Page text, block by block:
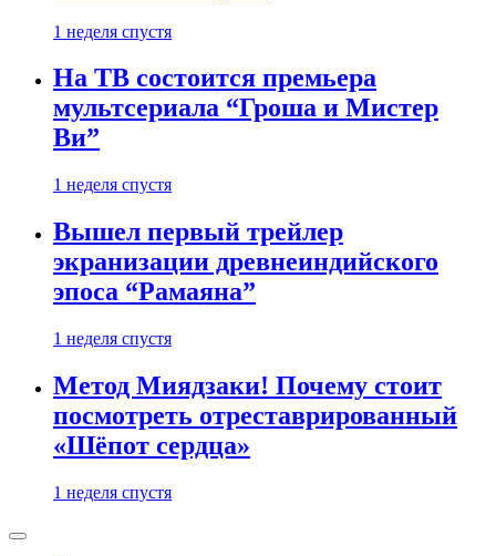
1 неделя спустя
На ТВ состоится премьера
мультсериала “Гроша и Мистер
Ви”
1 неделя спустя
Вышел первый трейлер
экранизации древнеиндийского
эпоса “Рамаяна”
1 неделя спустя
Метод Миядзаки! Почему стоит
посмотреть отреставрированный
«Шёпот сердца»
1 неделя спустя